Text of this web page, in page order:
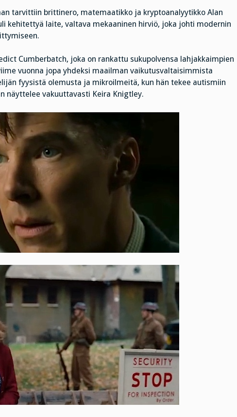
tarvittiin brittinero, matemaatikko ja kryptoanalyytikko Alan
kehitettyä laite, valtava mekaaninen hirviö, joka johti modernin
Cumberbatch, joka on rankattu sukupolvensa lahjakkaimpien
vuonna jopa yhdeksi maailman vaikutusvaltaisimmista
fyysistä olemusta ja mikroilmeitä, kun hän tekee autismiin
näyttelee vakuuttavasti Keira Knigtley.